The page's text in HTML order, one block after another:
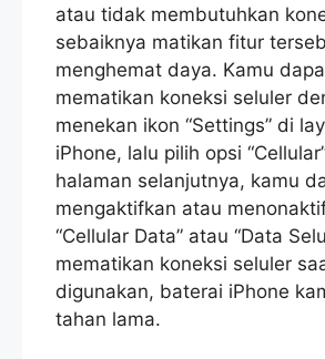
atau tidak membutuhkan
sebaiknya matikan fitur
menghemat daya. Kamu
mematikan koneksi seluler
menekan ikon “Settings” di
iPhone, lalu pilih opsi
halaman selanjutnya, kamu
mengaktifkan atau
“Cellular Data” atau “Data
mematikan koneksi seluler
digunakan, baterai iPhone
tahan lama.